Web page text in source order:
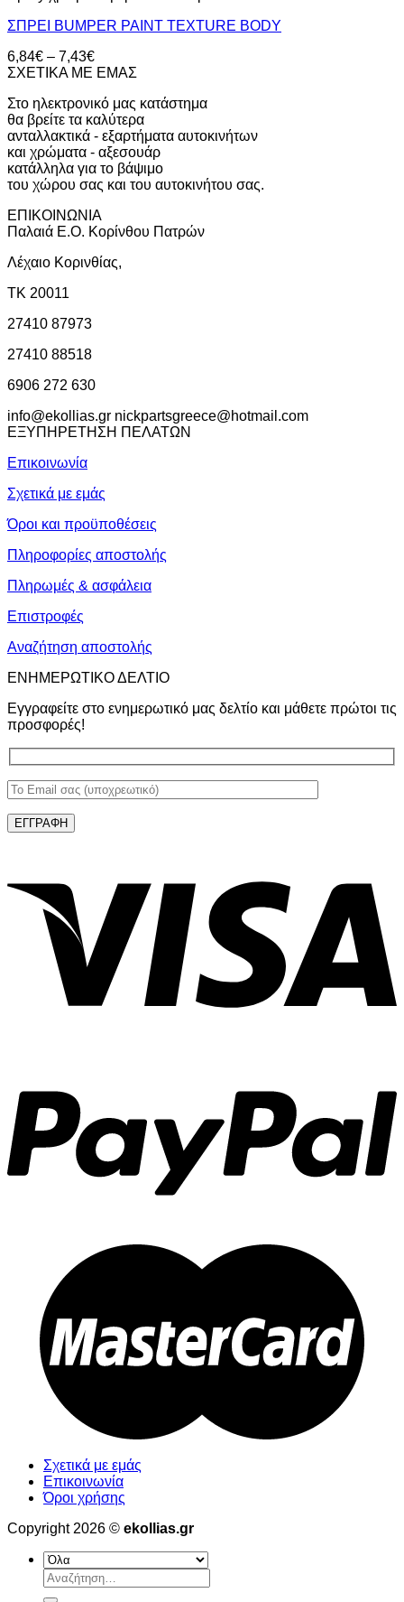
ΣΠΡΕΙ BUMPER PAINT TEXTURE BODY
6,84€ – 7,43€Price
range:
through
7,43€
ΣΧΕΤΙΚΑ ΜΕ ΕΜΑΣ
Στο ηλεκτρονικό μας κατάστημα
θα βρείτε τα καλύτερα
ανταλλακτικά - εξαρτήματα αυτοκινήτων
και χρώματα - αξεσουάρ
κατάλληλα για το βάψιμο
του χώρου σας και του αυτοκινήτου σας.
ΕΠΙΚΟΙΝΩΝΙΑ
Παλαιά Ε.Ο. Κορίνθου Πατρών
Λέχαιο Κορινθίας,
ΤΚ 20011
27410 87973
27410 88518
6906 272 630
info@ekollias.gr nickpartsgreece@hotmail.com
ΕΞΥΠΗΡΕΤΗΣΗ ΠΕΛΑΤΩΝ
Επικοινωνία
Σχετικά με εμάς
Όροι και προϋποθέσεις
Πληροφορίες αποστολής
Πληρωμές & ασφάλεια
Επιστροφές
Αναζήτηση αποστολής
ΕΝΗΜΕΡΩΤΙΚΟ ΔΕΛΤΙΟ
Εγγραφείτε στο ενημερωτικό μας δελτίο και μάθετε πρώτοι τις
προσφορές!
Σχετικά με εμάς
Επικοινωνία
Όροι χρήσης
Copyright 2026 © ekollias.gr
Αναζήτηση
για: